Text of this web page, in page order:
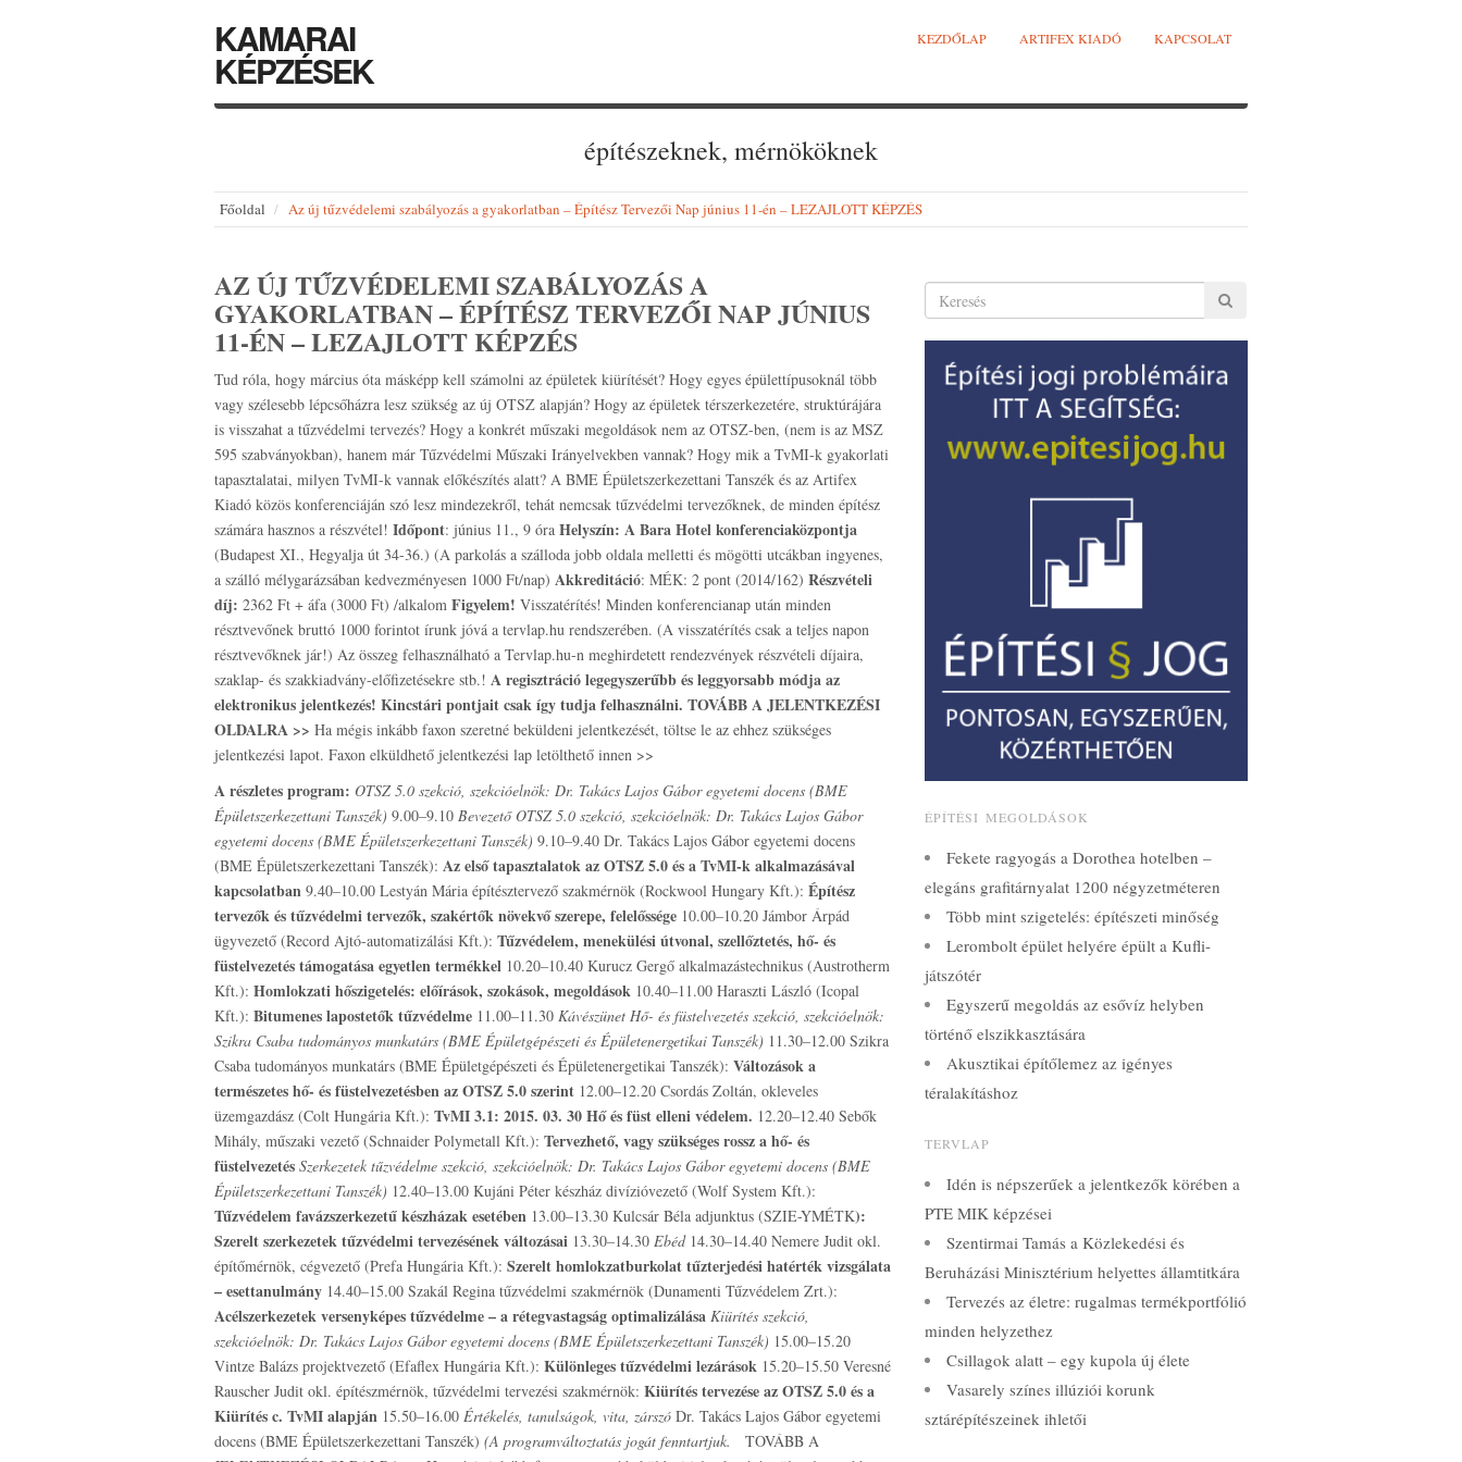
KAMARAI
KÉPZÉSEK
KEZDŐLAP ARTIFEX KIADÓ KAPCSOLAT
építészeknek, mérnököknek
Főoldal Az új tűzvédelemi szabályozás a gyakorlatban – Építész Tervezői Nap június 11-én – LEZAJLOTT KÉPZÉS
AZ ÚJ TŰZVÉDELEMI SZABÁLYOZÁS A
GYAKORLATBAN – ÉPÍTÉSZ TERVEZŐI NAP JÚNIUS
11-ÉN – LEZAJLOTT KÉPZÉS
Tud róla, hogy március óta másképp kell számolni az épületek kiürítését? Hogy egyes épülettípusoknál több
vagy szélesebb lépcsőházra lesz szükség az új OTSZ alapján? Hogy az épületek térszerkezetére, struktúrájára
is visszahat a tűzvédelmi tervezés? Hogy a konkrét műszaki megoldások nem az OTSZ-ben, (nem is az MSZ
595 szabványokban), hanem már Tűzvédelmi Műszaki Irányelvekben vannak? Hogy mik a TvMI-k gyakorlati
tapasztalatai, milyen TvMI-k vannak előkészítés alatt? A BME Épületszerkezettani Tanszék és az Artifex
Kiadó közös konferenciáján szó lesz mindezekről, tehát nemcsak tűzvédelmi tervezőknek, de minden építész
számára hasznos a részvétel! Időpont: június 11., 9 óra Helyszín: A Bara Hotel konferenciaközpontja
(Budapest XI., Hegyalja út 34-36.) (A parkolás a szálloda jobb oldala melletti és mögötti utcákban ingyenes,
a szálló mélygarázsában kedvezményesen 1000 Ft/nap) Akkreditáció: MÉK: 2 pont (2014/162) Részvételi
díj: 2362 Ft + áfa (3000 Ft) /alkalom Figyelem! Visszatérítés! Minden konferencianap után minden
résztvevőnek bruttó 1000 forintot írunk jóvá a tervlap.hu rendszerében. (A visszatérítés csak a teljes napon
résztvevőknek jár!) Az összeg felhasználható a Tervlap.hu-n meghirdetett rendezvények részvételi díjaira,
szaklap- és szakkiadvány-előfizetésekre stb.! A regisztráció legegyszerűbb és leggyorsabb módja az
elektronikus jelentkezés! Kincstári pontjait csak így tudja felhasználni. TOVÁBB A JELENTKEZÉSI
OLDALRA >> Ha mégis inkább faxon szeretné beküldeni jelentkezését, töltse le az ehhez szükséges
jelentkezési lapot. Faxon elküldhető jelentkezési lap letölthető innen >>
A részletes program: OTSZ 5.0 szekció, szekcióelnök: Dr. Takács Lajos Gábor egyetemi docens (BME
Épületszerkezettani Tanszék) 9.00–9.10 Bevezető OTSZ 5.0 szekció, szekcióelnök: Dr. Takács Lajos Gábor
egyetemi docens (BME Épületszerkezettani Tanszék) 9.10–9.40 Dr. Takács Lajos Gábor egyetemi docens
(BME Épületszerkezettani Tanszék): Az első tapasztalatok az OTSZ 5.0 és a TvMI-k alkalmazásával
kapcsolatban 9.40–10.00 Lestyán Mária építésztervező szakmérnök (Rockwool Hungary Kft.): Építész
tervezők és tűzvédelmi tervezők, szakértők növekvő szerepe, felelőssége 10.00–10.20 Jámbor Árpád
ügyvezető (Record Ajtó-automatizálási Kft.): Tűzvédelem, menekülési útvonal, szellőztetés, hő- és
füstelvezetés támogatása egyetlen termékkel 10.20–10.40 Kurucz Gergő alkalmazástechnikus (Austrotherm
Kft.): Homlokzati hőszigetelés: előírások, szokások, megoldások 10.40–11.00 Haraszti László (Icopal
Kft.): Bitumenes lapostetők tűzvédelme 11.00–11.30 Kávészünet Hő- és füstelvezetés szekció, szekcióelnök:
Szikra Csaba tudományos munkatárs (BME Épületgépészeti és Épületenergetikai Tanszék) 11.30–12.00 Szikra
Csaba tudományos munkatárs (BME Épületgépészeti és Épületenergetikai Tanszék): Változások a
természetes hő- és füstelvezetésben az OTSZ 5.0 szerint 12.00–12.20 Csordás Zoltán, okleveles
üzemgazdász (Colt Hungária Kft.): TvMI 3.1: 2015. 03. 30 Hő és füst elleni védelem. 12.20–12.40 Sebők
Mihály, műszaki vezető (Schnaider Polymetall Kft.): Tervezhető, vagy szükséges rossz a hő- és
füstelvezetés Szerkezetek tűzvédelme szekció, szekcióelnök: Dr. Takács Lajos Gábor egyetemi docens (BME
Épületszerkezettani Tanszék) 12.40–13.00 Kujáni Péter készház divízióvezető (Wolf System Kft.):
Tűzvédelem favázszerkezetű készházak esetében 13.00–13.30 Kulcsár Béla adjunktus (SZIE-YMÉTK):
Szerelt szerkezetek tűzvédelmi tervezésének változásai 13.30–14.30 Ebéd14.30–14.40 Nemere Judit okl.
építőmérnök, cégvezető (Prefa Hungária Kft.): Szerelt homlokzatburkolat tűzterjedési hatérték vizsgálata
– esettanulmány 14.40–15.00 Szakál Regina tűzvédelmi szakmérnök (Dunamenti Tűzvédelem Zrt.):
Acélszerkezetek versenyképes tűzvédelme – a rétegvastagság optimalizálása Kiürítés szekció,
szekcióelnök: Dr. Takács Lajos Gábor egyetemi docens (BME Épületszerkezettani Tanszék) 15.00–15.20
Vintze Balázs projektvezető (Efaflex Hungária Kft.): Különleges tűzvédelmi lezárások 15.20–15.50 Veresné
Rauscher Judit okl. építészmérnök, tűzvédelmi tervezési szakmérnök: Kiürítés tervezése az OTSZ 5.0 és a
Kiürítés c. TvMI alapján 15.50–16.00 Értékelés, tanulságok, vita, zárszó Dr. Takács Lajos Gábor egyetemi
docens (BME Épületszerkezettani Tanszék) (A programváltoztatás jogát fenntartjuk.
TOVÁBB A
ÉPÍTÉSI MEGOLDÁSOK
Fekete ragyogás a Dorothea hotelben –
elegáns grafitárnyalat 1200 négyzetméteren
Több mint szigetelés: építészeti minőség
Lerombolt épület helyére épült a Kufli-
játszótér
Egyszerű megoldás az esővíz helyben
történő elszikkasztására
Akusztikai építőlemez az igényes
téralakításhoz
TERVLAP
Idén is népszerűek a jelentkezők körében a
PTE MIK képzései
Szentirmai Tamás a Közlekedési és
Beruházási Minisztérium helyettes államtitkára
Tervezés az életre: rugalmas termékportfólió
minden helyzethez
Csillagok alatt – egy kupola új élete
Vasarely színes illúziói korunk
sztárépítészeinek ihletői